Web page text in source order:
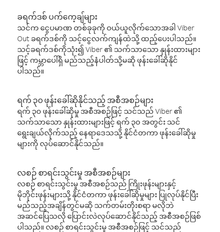
ခရက်ဒစ် ပက်ကေ့ချ်များ
သင်က ငွေပမာဏ တစ်ခုခုကို ဝယ်ယူလိုက်သောအခါ Viber
Out ခရက်ဒစ်ကို သင့်ငွေလက်ကျန်ထဲသို့ ထည့်ပေးပါသည်။
သင့်ခရက်ဒစ်ကိုသုံး၍ Viber ၏ သက်သာသော နှုန်းထားများ
ဖြင့် ကမ္ဘာပေါ်ရှိ မည်သည့်နံပါတ်သို့မဆို ဖုန်းခေါ်ဆိုနိုင်
ပါသည်။
ရက် ၃၀ ဖုန်းခေါ်ဆိုနိုင်သည့် အစီအစဉ်များ
ရက် ၃၀ ဖုန်းခေါ်ဆိုမှု အစီအစဉ်ဖြင့် သင်သည် Viber ၏
သက်သာသော နှုန်းထားများဖြင့် ရက် ၃၀ အတွင်း သင်
ရွေးချယ်လိုက်သည့် နေရာဒေသသို့ နိုင်ငံတကာ ဖုန်းခေါ်ဆိုမှု
များကို လုပ်ဆောင်နိုင်သည်။
လစဉ် စာရင်းသွင်းမှု အစီအစဉ်များ
လစဉ် စာရင်းသွင်းမှု အစီအစဉ်သည် ကြိုးဖုန်းများနှင့်
မိုဘိုင်းဖုန်းများသို့ နိုင်ငံတကာ ဖုန်းခေါ်ဆိုမှုများ ပြုလုပ်နိုင်ပြီး
မည်သည့်အချိန်တွင်မဆို သက်တမ်းတိုးစရာ မလိုဘဲ
အဆင်ပြေသလို ပြောင်းလဲလုပ်ဆောင်နိုင်သည့် အစီအစဉ်ဖြစ်
ပါသည်။ လစဉ် စာရင်းသွင်းမှု အစီအစဉ်ဖြင့် သင်သည်